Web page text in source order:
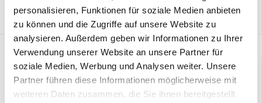
personalisieren, Funktionen für soziale Medien anbieten
zu können und die Zugriffe auf unsere Website zu
analysieren. Außerdem geben wir Informationen zu Ihrer
Verwendung unserer Website an unsere Partner für
soziale Medien, Werbung und Analysen weiter. Unsere
Partner führen diese Informationen möglicherweise mit
weiteren Daten zusammen, die Sie ihnen bereitgestellt